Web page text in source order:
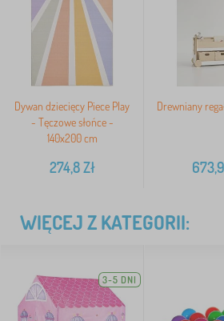
Dywan dziecięcy Piece Play
- Tęczowe słońce -
140x200 cm
274,8Zł
Drewniany
673,9
WIĘCEJ Z KATEGORII:
3-5 DNI